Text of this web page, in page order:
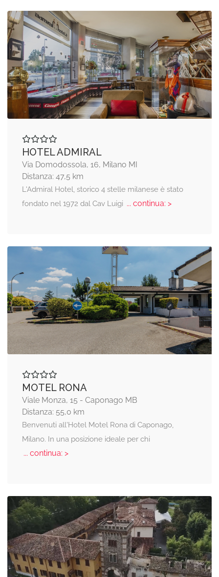
HOTEL ADMIRAL
Via Domodossola, 16, Milano MI
Distanza: 47,5 km
L'Admiral Hotel, storico 4 stelle milanese è stato
fondato nel 1972 dal Cav Luigi ... continua: >
MOTEL RONA
Viale Monza, 15 - Caponago MB
Distanza: 55,0 km
Benvenuti all'Hotel Motel Rona di Caponago,
Milano. In una posizione ideale per chi
... continua: >